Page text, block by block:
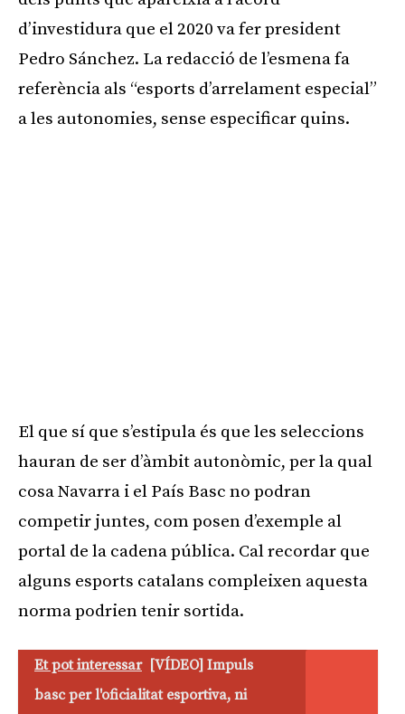
d’investidura que el 2020 va fer president
Pedro Sánchez. La redacció de l’esmena fa
referència als “esports d’arrelament especial”
a les autonomies, sense especificar quins.
El que sí que s’estipula és que les seleccions
hauran de ser d’àmbit autonòmic, per la qual
cosa Navarra i el País Basc no podran
competir juntes, com posen d’exemple al
portal de la cadena pública. Cal recordar que
alguns esports catalans compleixen aquesta
norma podrien tenir sortida.
Et pot interessar [VÍDEO] Impuls
basc per l'oficialitat esportiva, ni